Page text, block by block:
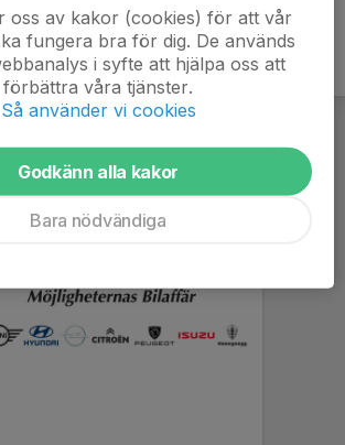
oss av kakor (cookies) för att vår
fungera bra för dig. De används
i syfte att hjälpa oss att
förbättra våra tjänster.
Så använder vi cookies
Godkänn alla kakor
Bara nödvändiga